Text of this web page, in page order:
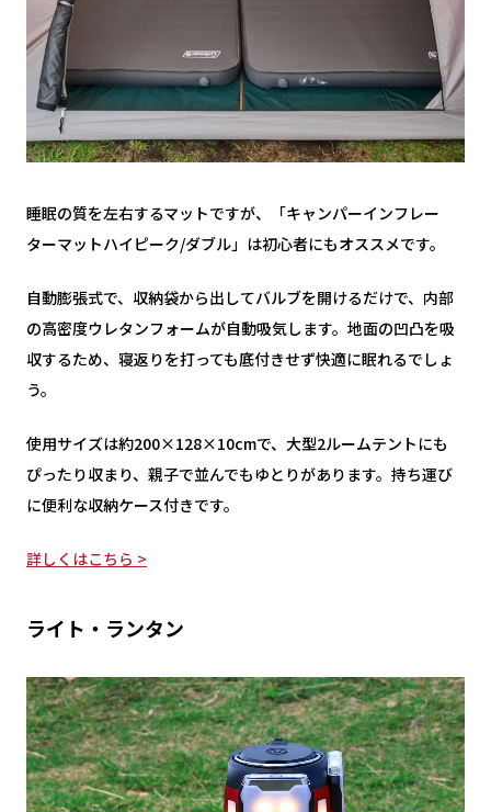
睡眠の質を左右するマットですが、「キャンパーインフレー
ターマットハイピーク/ダブル」は初心者にもオススメです。
自動膨張式で、収納袋から出してバルブを開けるだけで、内部
の高密度ウレタンフォームが自動吸気します。地面の凹凸を吸
収するため、寝返りを打っても底付きせず快適に眠れるでしょ
う。
使用サイズは約200×128×10cmで、大型2ルームテントにも
ぴったり収まり、親子で並んでもゆとりがあります。持ち運び
に便利な収納ケース付きです。
詳しくはこちら >
ライト・ランタン